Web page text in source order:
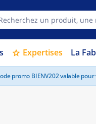
star Expertises La
promo BIENV202 valable